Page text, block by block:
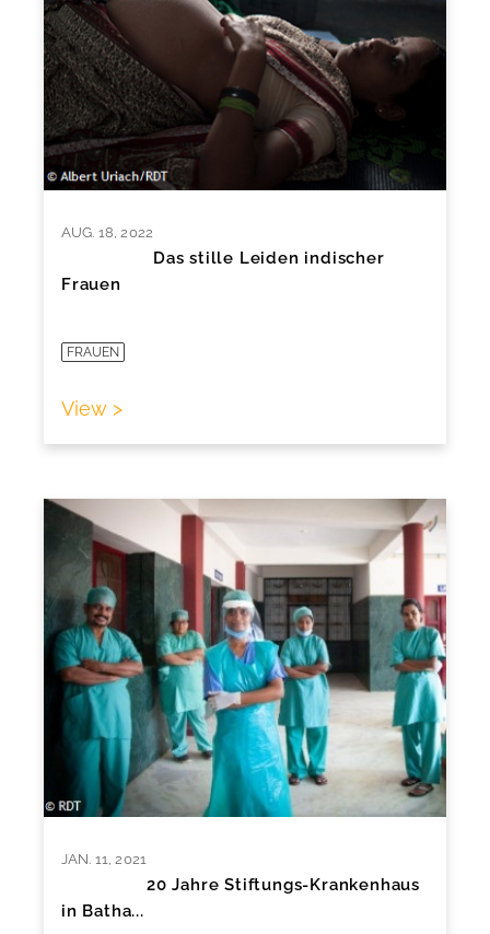
AUG. 18, 2022
Das stille Leiden indischer
Frauen
FRAUEN
View >
JAN. 11, 2021
20 Jahre Stiftungs-Krankenhaus
in Batha...